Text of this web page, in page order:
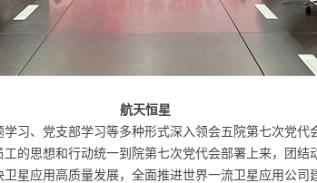
航天恒星
习、党支部学习等多种形式深入领会五院第七次党
的思想和行动统一到院第七次党代会部署上来，团
星应用高质量发展，全面推进世界一流卫星应用公司